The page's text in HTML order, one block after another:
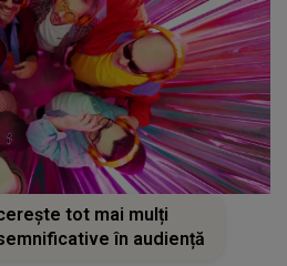
tot mai mulți
în audiență